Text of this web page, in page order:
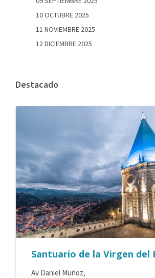
10 OCTUBRE 2025
11 NOVIEMBRE 2025
12 DICIEMBRE 2025
Destacado
Santuario de la Virgen del
Av Daniel Muñoz,